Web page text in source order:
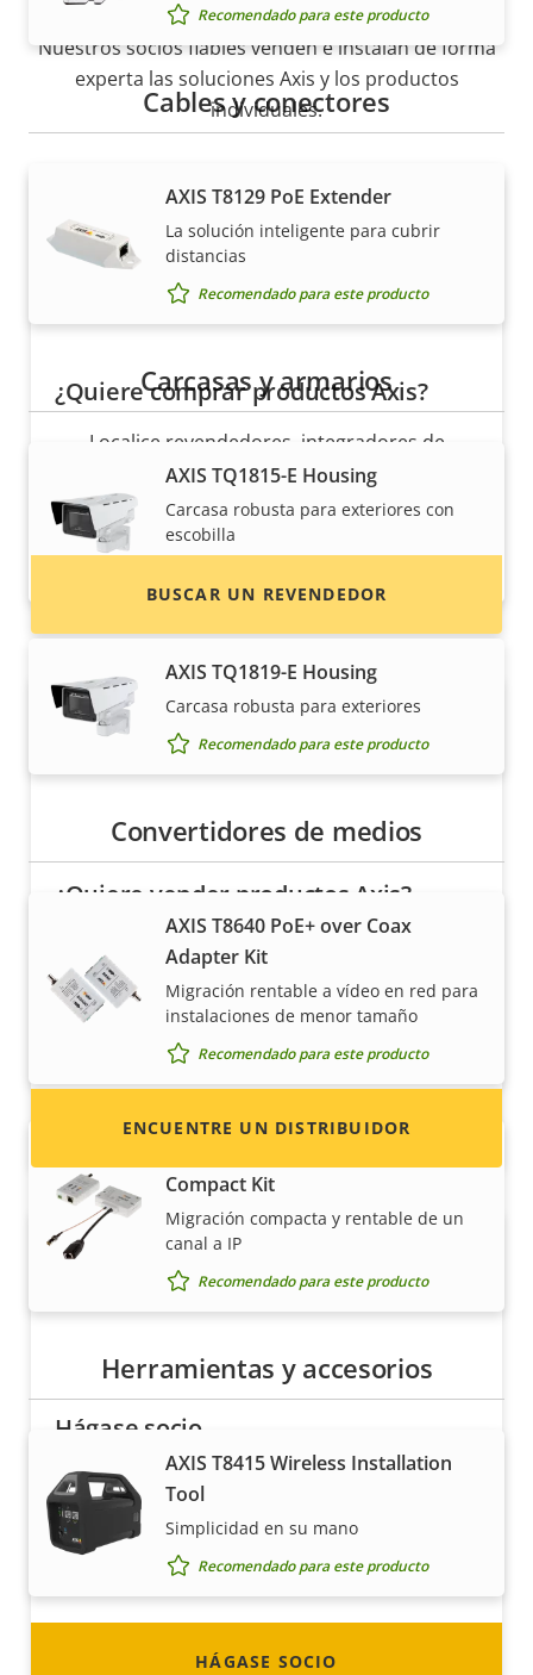
Recomendado para este producto
Cables y conectores
AXIS T8129 PoE Extender
La solución inteligente para cubrir
distancias
Recomendado para este producto
Carcasas y armarios
AXIS TQ1815-E Housing
Carcasa robusta para exteriores con
escobilla
AXIS TQ1819-E Housing
Carcasa robusta para exteriores
Recomendado para este producto
Convertidores de medios
AXIS T8640 PoE+ over Coax
Adapter Kit
Migración rentable a vídeo en red para
instalaciones de menor tamaño
Recomendado para este producto
Compact Kit
Migración compacta y rentable de un
canal a IP
Recomendado para este producto
Herramientas y accesorios
AXIS T8415 Wireless Installation
Tool
Simplicidad en su mano
Recomendado para este producto
Iluminadores
Nuestros socios fiables venden e instalan de forma
experta las soluciones Axis y los productos
individuales.
¿Quiere comprar productos Axis?
Localice revendedores, integradores de
sistemas e instaladores de productos y
sistemas de Axis.
BUSCAR UN REVENDEDOR
¿Quiere vender productos Axis?
¿Está interesado en convertirse en
revendedor? Encuentre información de
contacto de distribuidores de productos y
ENCUENTRE UN DISTRIBUIDOR
Hágase socio
¿Es usted un revendedor, distribuidor,
integrador de sistemas o instalador? Tenemos
socios en casi todos los países del mundo.
¡Descubra cómo convertirse en uno de ellos!
HÁGASE SOCIO